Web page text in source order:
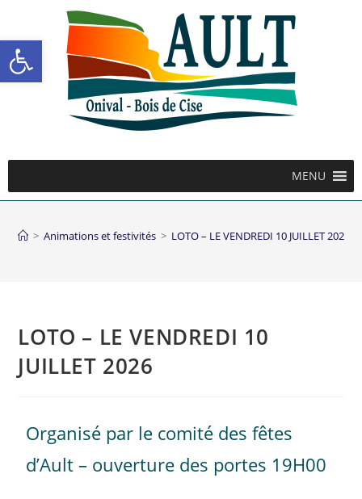
Ouvrir la barre d’outils
MENU
> Animations et festivités > LOTO – LE VENDREDI 10 JUILLET 2026
LOTO – LE VENDREDI 10
JUILLET 2026
Organisé par le comité des fêtes
d’Ault – ouverture des portes 19H00